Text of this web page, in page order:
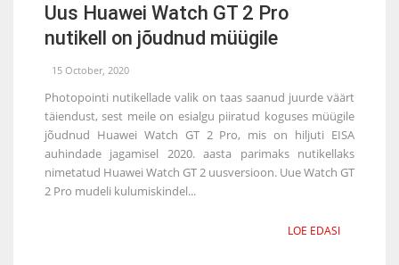
Uus Huawei Watch GT 2 Pro
nutikell on jõudnud müügile
15 October, 2020
Photopointi nutikellade valik on taas saanud juurde väärt
täiendust, sest meile on esialgu piiratud koguses müügile
jõudnud Huawei Watch GT 2 Pro, mis on hiljuti EISA
auhindade jagamisel 2020. aasta parimaks nutikellaks
nimetatud Huawei Watch GT 2 uusversioon. Uue Watch GT
2 Pro mudeli kulumiskindel...
LOE EDASI